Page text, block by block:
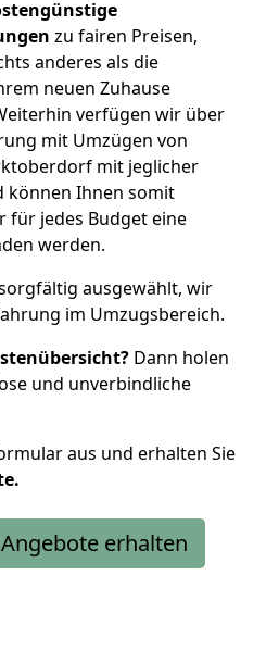
zu fairen Preisen,
anderes als die
neuen Zuhause
verfügen wir über
mit Umzügen von
mit jeglicher
können Ihnen somit
für jedes Budget eine
werden.
ausgewählt, wir
im Umzugsbereich.
Dann holen
und unverbindliche
aus und erhalten Sie
erhalten